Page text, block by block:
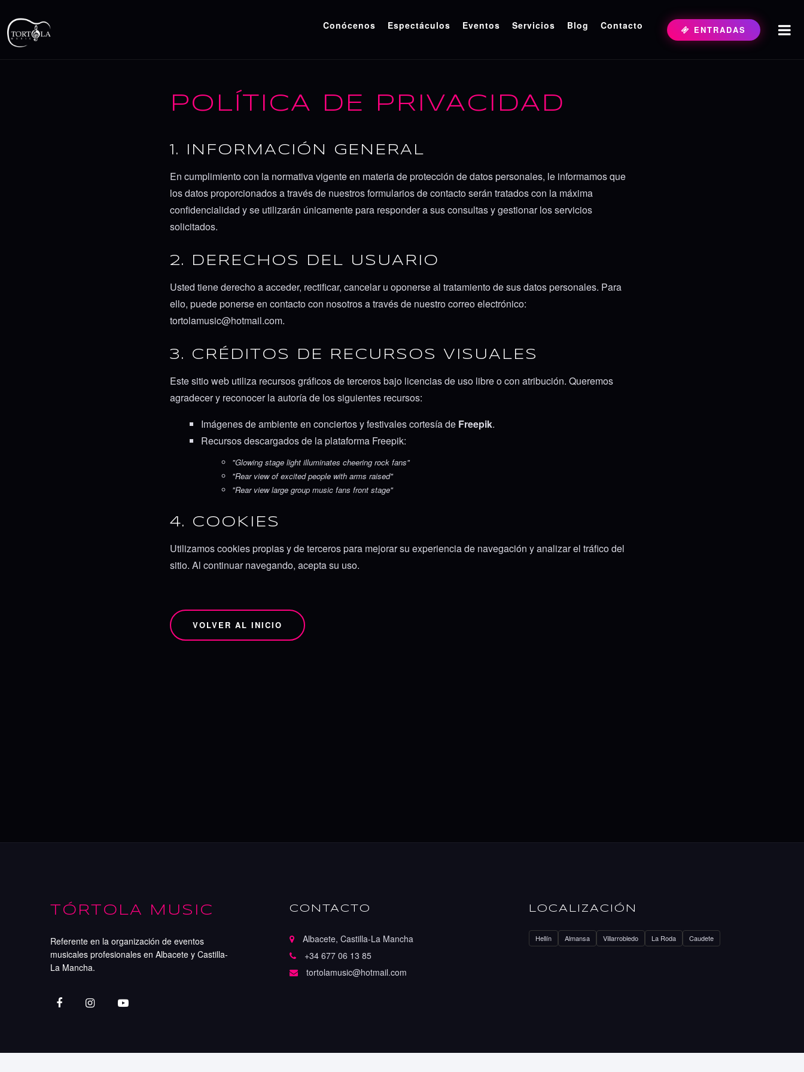
Conócenos Espectáculos Eventos Servicios Blog Contacto ENTRADAS
POLÍTICA DE PRIVACIDAD
1. INFORMACIÓN GENERAL
En cumplimiento con la normativa vigente en materia de protección de datos personales, le informamos que
los datos proporcionados a través de nuestros formularios de contacto serán tratados con la máxima
confidencialidad y se utilizarán únicamente para responder a sus consultas y gestionar los servicios
solicitados.
2. DERECHOS DEL USUARIO
Usted tiene derecho a acceder, rectificar, cancelar u oponerse al tratamiento de sus datos personales. Para
ello, puede ponerse en contacto con nosotros a través de nuestro correo electrónico:
tortolamusic@hotmail.com.
3. CRÉDITOS DE RECURSOS VISUALES
Este sitio web utiliza recursos gráficos de terceros bajo licencias de uso libre o con atribución. Queremos
agradecer y reconocer la autoría de los siguientes recursos:
Imágenes de ambiente en conciertos y festivales cortesía de Freepik.
Recursos descargados de la plataforma Freepik:
"Glowing stage light illuminates cheering rock fans"
"Rear view of excited people with arms raised"
"Rear view large group music fans front stage"
4. COOKIES
Utilizamos cookies propias y de terceros para mejorar su experiencia de navegación y analizar el tráfico del
sitio. Al continuar navegando, acepta su uso.
VOLVER AL INICIO
TÓRTOLA MUSIC
Referente en la organización de eventos
musicales profesionales en Albacete y Castilla-
La Mancha.
CONTACTO
Albacete, Castilla-La Mancha
+34 677 06 13 85
tortolamusic@hotmail.com
LOCALIZACIÓN
Hellín Almansa Villarrobledo La Roda Caudete